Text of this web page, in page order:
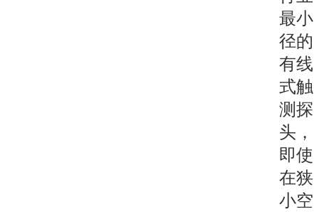
最小
径的
有线
式触
测探
头，
即使
在狭
小空